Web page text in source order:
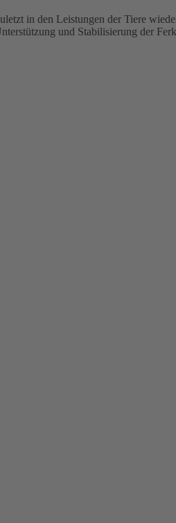
in den Leistungen der Tiere
und Stabilisierung der